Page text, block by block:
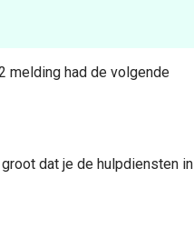
melding had de volgende
dat je de hulpdiensten in